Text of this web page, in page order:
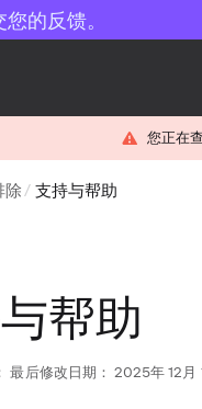
的反馈。
您正在
除 支持与帮助
帮助
最后修改日期： 2025年 12月